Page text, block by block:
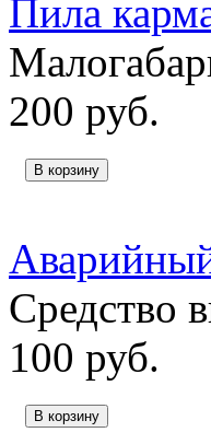
Пила
200 руб.
В корзину
Средство
100 руб.
В корзину